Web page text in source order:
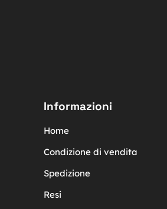
Informazioni
Home
Condizione di vendita
Spedizione
Resi